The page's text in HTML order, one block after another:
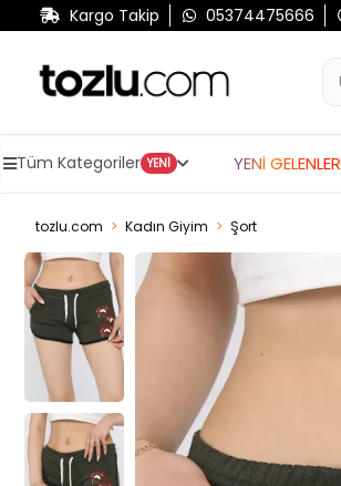
Kargo Takip 05374475666
Tüm Kategoriler YENİ YENİ GELENLER
tozlu.com Kadın Giyim Şort